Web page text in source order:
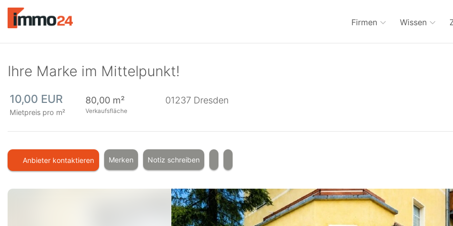
Accessibility
Modus
aktivieren
Inhalt
Firmen Wissen
Ihre Marke im Mittelpunkt!
10,00 EUR
Mietpreis pro m²
80,00 m²
Verkaufsfläche
01237 Dresden
Anbieter kontaktieren Merken Notiz schreiben